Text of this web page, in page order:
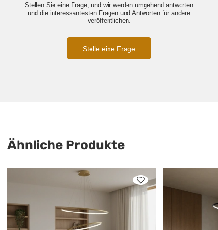
Stellen Sie eine Frage, und wir werden umgehend antworten
und die interessantesten Fragen und Antworten für andere
veröffentlichen.
Stelle eine Frage
Ähnliche Produkte